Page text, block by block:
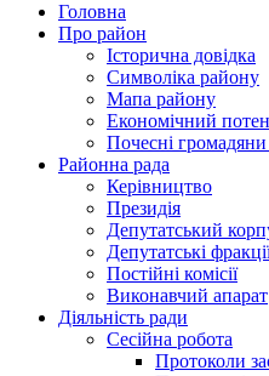
Головна
Про район
Історична довідка
Символіка району
Мапа району
Економічний
Почесні
Районна рада
Керівництво
Президія
Депутатський
Депутатські
Постійні комісії
Виконавчий апарат
Діяльність ради
Сесійна робота
Протоколи